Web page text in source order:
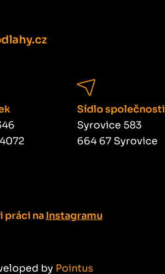
Sídlo společnosti
Syrovice 583
664 67 Syrovice
práci naInstagramu
by Pointus